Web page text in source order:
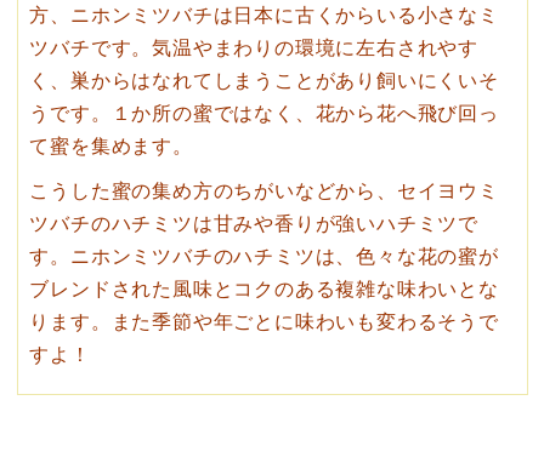
方、ニホンミツバチは日本に古くからいる小さなミ
ツバチです。気温やまわりの環境に左右されやす
く、巣からはなれてしまうことがあり飼いにくいそ
うです。１か所の蜜ではなく、花から花へ飛び回っ
て蜜を集めます。
こうした蜜の集め方のちがいなどから、セイヨウミ
ツバチのハチミツは甘みや香りが強いハチミツで
す。ニホンミツバチのハチミツは、色々な花の蜜が
ブレンドされた風味とコクのある複雑な味わいとな
ります。また季節や年ごとに味わいも変わるそうで
すよ！